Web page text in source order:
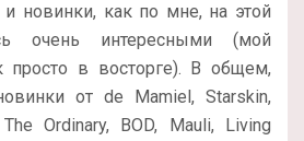
новинки, как по мне, на этой
очень интересными (мой
просто в восторге). В общем,
от de Mamiel, Starskin,
Ordinary, BOD, Mauli, Living